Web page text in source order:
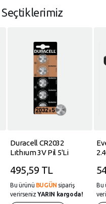
Seçtiklerimiz
Duracell CR2032
Lıthıum 3V Pil 5'li
495,59 TL
Bu ürünü BUGÜN sipariş
verirseniz YARIN kargoda!
Bu